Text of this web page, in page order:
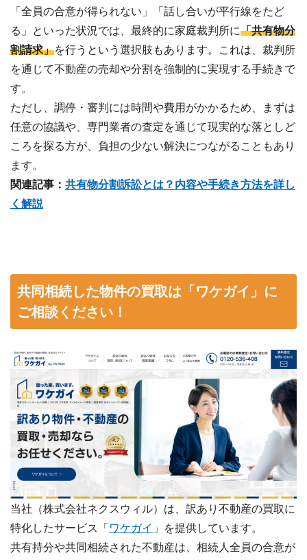
「全員の合意が得られない」「話し合いが平行線をたど
る」といった状況では、最終的に家庭裁判所に「共有物分
割請求」を行うという選択肢もあります。これは、裁判所
を通じて不動産の売却や分割を強制的に実現する手続きで
す。
ただし、調停・審判には時間や費用がかかるため、まずは
任意の協議や、専門業者の査定を通じて現実的な落としど
ころを探る方が、負担の少ない解決につながることもあり
ます。
関連記事： 共有物分割訴訟とは？内容や手続き方法を詳し
く解説
共同相続した物件の買取は「ワケガイ」に
ご相談ください！
当社（株式会社ネクスウィル）は、訳あり不動産の買取に
特化したサービス「 ワケガイ 」を提供しています。
共有持分や共同相続された不動産は、相続人全員の合意が